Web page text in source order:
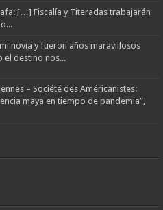
[…] Fiscalía y Titeradas trabajarán
novia y fueron años maravillosos
el destino nos...
– Société des Américanistes:
maya en tiempo de pandemia”,